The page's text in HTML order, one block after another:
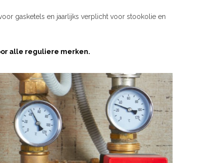
gasketels en jaarlijks verplicht voor stookolie en
alle reguliere merken.